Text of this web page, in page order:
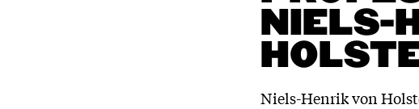
NIELS-
Niels-Henrik von